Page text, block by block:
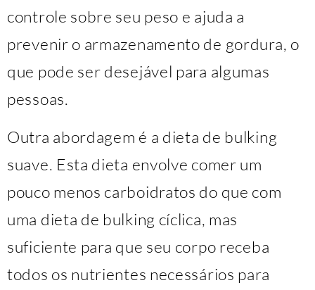
controle sobre seu peso e ajuda a
prevenir o armazenamento de gordura, o
que pode ser desejável para algumas
pessoas.
Outra abordagem é a dieta de bulking
suave. Esta dieta envolve comer um
pouco menos carboidratos do que com
uma dieta de bulking cíclica, mas
suficiente para que seu corpo receba
todos os nutrientes necessários para